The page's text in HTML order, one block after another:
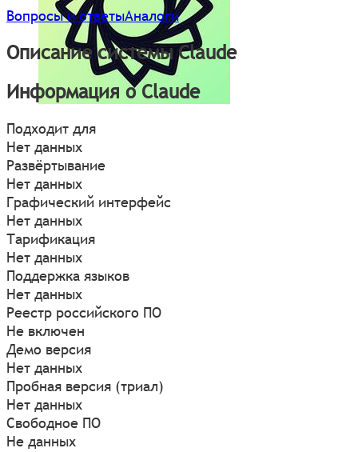
Вопросы и ответыАналоги
Описание системы Claude
Информация о Claude
Подходит для
Нет данных
Развёртывание
Нет данных
Графический интерфейс
Нет данных
Тарификация
Нет данных
Поддержка языков
Нет данных
Реестр российского ПО
Не включен
Демо версия
Нет данных
Пробная версия (триал)
Нет данных
Свободное ПО
Не данных